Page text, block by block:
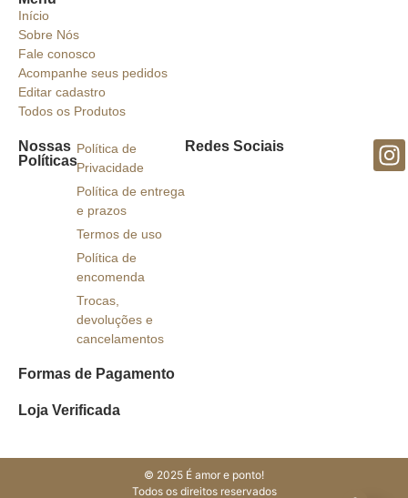
Início
Sobre Nós
Fale conosco
Acompanhe seus pedidos
Editar cadastro
Todos os Produtos
Nossas
Políticas
Política de
Privacidade
Política de entrega
e prazos
Termos de uso
Política de
encomenda
Trocas,
devoluções e
cancelamentos
Redes Sociais
Formas de Pagamento
Loja Verificada
© 2025 É amor e ponto!
Todos os direitos reservados